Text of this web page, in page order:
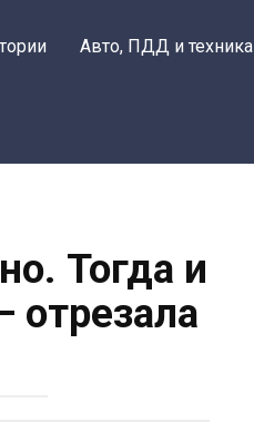
Авто, ПДД и техника
Тогда и
отрезала